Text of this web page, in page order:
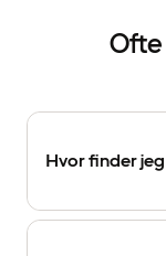
Hvor finder